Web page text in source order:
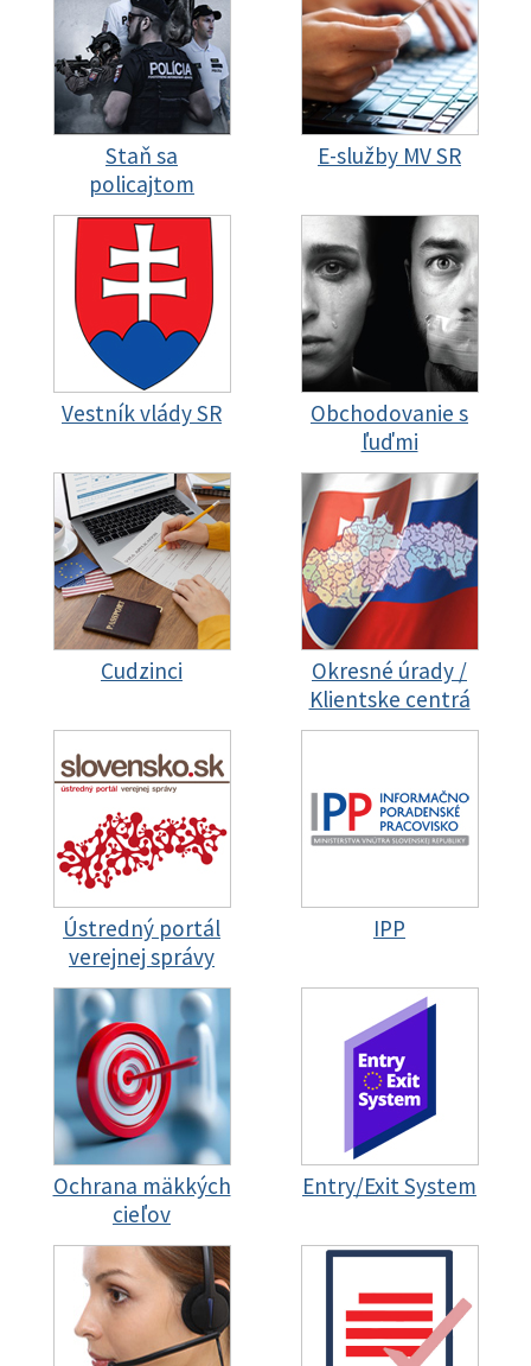
Staň sa
policajtom
E-služby MV SR
Vestník vlády SR
Obchodovanie s
ľuďmi
Cudzinci
Okresné úrady /
Klientske centrá
Ústredný portál
verejnej správy
IPP
Ochrana mäkkých
cieľov
Entry/Exit System